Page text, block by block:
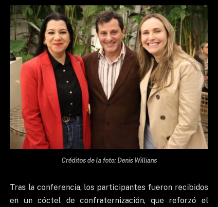
Créditos de la foto: Denis Willians
Tras la conferencia, los participantes fueron recibidos
en un cóctel de confraternización, que reforzó el